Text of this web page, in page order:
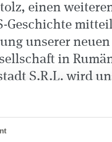
einen
Geschichte
unserer neuen
in
S.R.L. wird
9. Januar 2023 offiziell
sind nun erfolgreich